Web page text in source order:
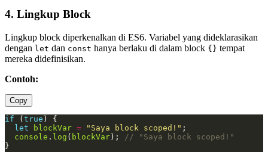
4. Lingkup Block
Lingkup block diperkenalkan di ES6. Variabel yang dideklarasikan
dengan let dan const hanya berlaku di dalam block {} tempat
mereka didefinisikan.
Contoh:
Copy
if (true
let
blockVar = "Saya block scoped!"
console . log ( blockVar);